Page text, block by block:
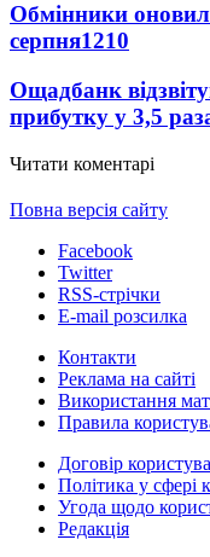
Обмінники
серпня1210
Ощадбанк
прибутку у 3,5
Читати коментарі
Повна версія сайту
Facebook
Twitter
RSS-стрічки
E-mail розсилка
Контакти
Реклама на сайті
Використання
Правила
Договір
Політика у сфері
Угода щодо
Редакція